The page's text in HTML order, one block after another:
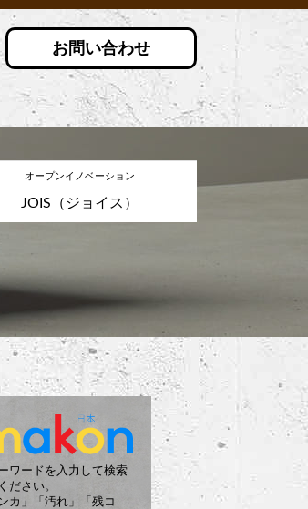
お問い合わせ
オープンイノベーション
JOIS（ジョイス）
ワードを入力して検索
ださい。
カ」「汚れ」「残コ